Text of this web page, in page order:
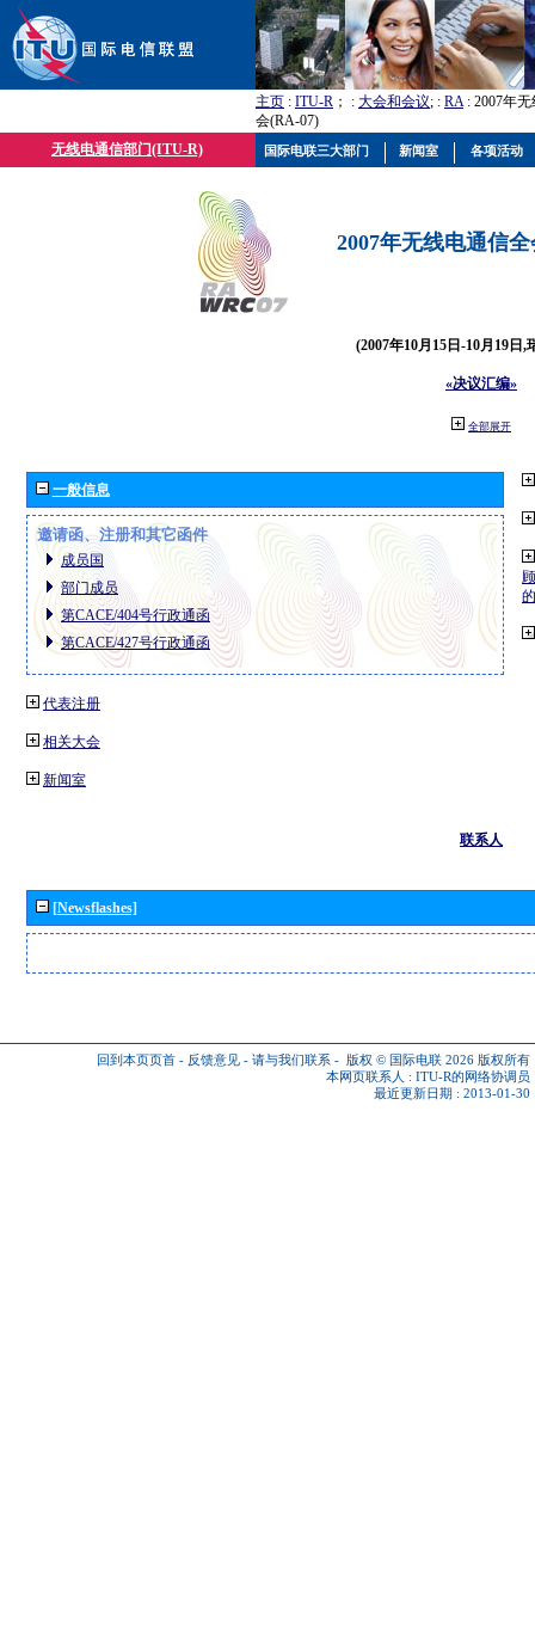
主页 : ITU-R ； : 大会和会议; : RA: 2007年
会(RA-07)
无线电通信部门(ITU-R)
2007年无线电通信
(2007年10月15日-10月19日,
«决议汇编»
全部展开
一般信息
邀请函、注册和其它函件
成员国
部门成员
第CACE/404号行政通函
第CACE/427号行政通函
代表注册
相关大会
新闻室
联系人
[Newsflashes]
回到本页页首 - 反馈意见 - 请与我们联系 - 版权 © 国际电联 2026 版权所有
本网页联系人 : ITU-R的网络协调员
最近更新日期 : 2013-01-30
国际电联三大部门 新闻室 各项活动